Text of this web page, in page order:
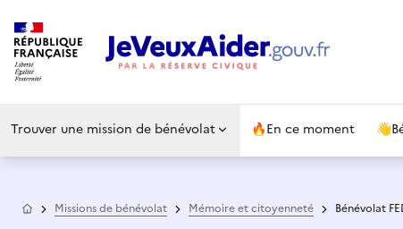
Trouver une mission de bénévolat 🔥En ce moment 👋
AccueilMissions de bénévolat Mémoire et citoyenneté Bénévolat